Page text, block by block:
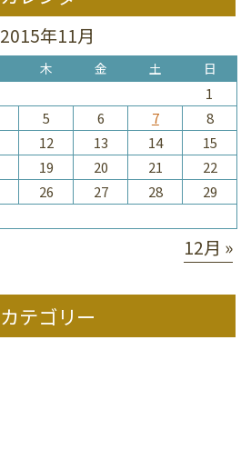
2015年11月
木 金 土 日
1
5 6 7
8
12 13 14
15
19 20 21
22
26 27 28
29
12月 »
カテゴリー